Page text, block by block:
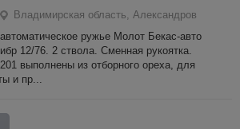
Владимирская область, Александров
ружье Молот Бекас-авто
12/76. 2 ствола. Сменная рукоятка.
выполнены из отборного ореха, для
и пр...